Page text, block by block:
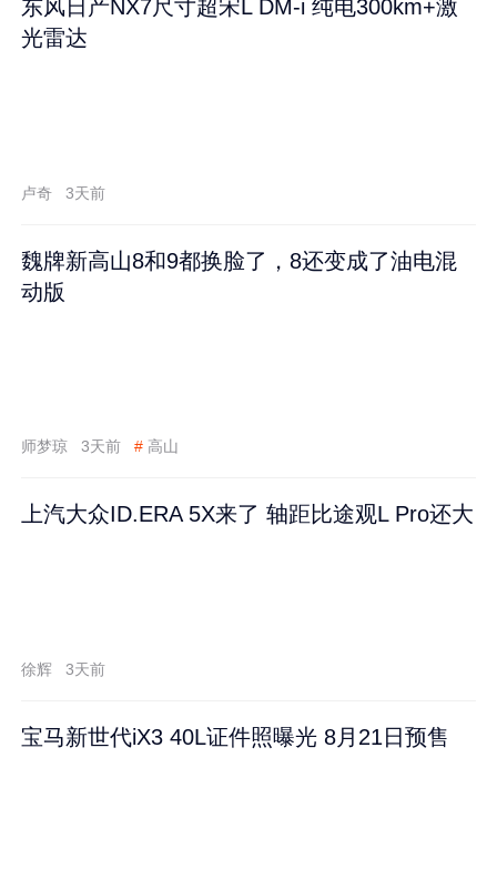
东风日产NX7尺寸超宋L DM-i 纯电300km+激
光雷达
卢奇 3天前
魏牌新高山8和9都换脸了，8还变成了油电混
动版
师梦琼 3天前 # 高山
上汽大众ID.ERA 5X来了 轴距比途观L Pro还大
徐辉 3天前
宝马新世代iX3 40L证件照曝光 8月21日预售